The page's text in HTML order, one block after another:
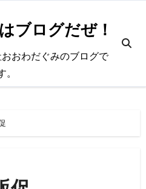
ブログだぜ！
おわだぐみのブログで
。